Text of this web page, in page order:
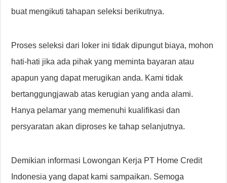
buat mengikuti tahapan seleksi berikutnya.
Proses seleksi dari loker ini tidak dipungut biaya, mohon
hati-hati jika ada pihak yang meminta bayaran atau
apapun yang dapat merugikan anda. Kami tidak
bertanggungjawab atas kerugian yang anda alami.
Hanya pelamar yang memenuhi kualifikasi dan
persyaratan akan diproses ke tahap selanjutnya.
Demikian informasi Lowongan Kerja PT Home Credit
Indonesia yang dapat kami sampaikan. Semoga